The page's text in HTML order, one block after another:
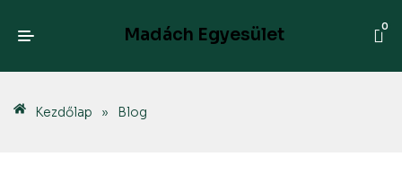
Madách Egyesület 0
Kezdőlap » Blog